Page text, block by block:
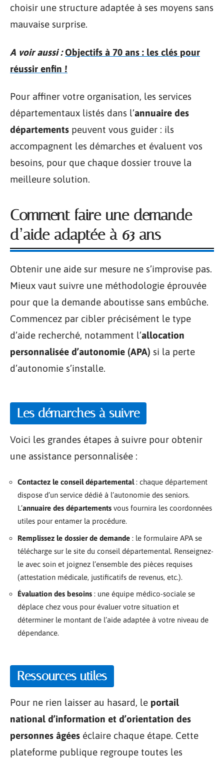
choisir une structure adaptée à ses moyens sans
mauvaise surprise.
A voir aussi : Objectifs à 70 ans : les clés pour
réussir enfin !
Pour affiner votre organisation, les services
départementaux listés dans l’annuaire des
départements peuvent vous guider : ils
accompagnent les démarches et évaluent vos
besoins, pour que chaque dossier trouve la
meilleure solution.
Comment faire une demande
d’aide adaptée à 63 ans
Obtenir une aide sur mesure ne s’improvise pas.
Mieux vaut suivre une méthodologie éprouvée
pour que la demande aboutisse sans embûche.
Commencez par cibler précisément le type
d’aide recherché, notamment l’allocation
personnalisée d’autonomie (APA) si la perte
d’autonomie s’installe.
Les démarches à suivre
Voici les grandes étapes à suivre pour obtenir
une assistance personnalisée :
Contactez le conseil départemental: chaque département
dispose d’un service dédié à l’autonomie des seniors.
L’annuaire des départements vous fournira les coordonnées
utiles pour entamer la procédure.
Remplissez le dossier de demande : le formulaire APA se
télécharge sur le site du conseil départemental. Renseignez-
le avec soin et joignez l’ensemble des pièces requises
(attestation médicale, justificatifs de revenus, etc.).
Évaluation des besoins : une équipe médico-sociale se
déplace chez vous pour évaluer votre situation et
déterminer le montant de l’aide adaptée à votre niveau de
dépendance.
Ressources utiles
Pour ne rien laisser au hasard, le portail
national d’information et d’orientation des
personnes âgées éclaire chaque étape. Cette
plateforme publique regroupe toutes les